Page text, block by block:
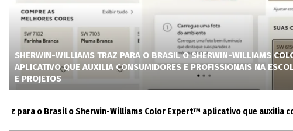
SHERWIN-WILLIAMS TRAZ PARA O BRASIL O SHERWIN-WILLIAMS
APLICATIVO QUE AUXILIA CONSUMIDORES E PROFISSIONAIS NA
E PROJETOS
o Brasil o Sherwin-Williams Color Expert™ aplicativo que auxilia